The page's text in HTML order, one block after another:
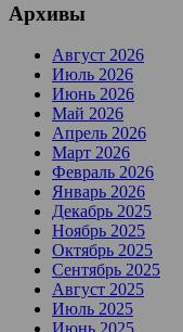
Архивы
Август 2026
Июль 2026
Июнь 2026
Май 2026
Апрель 2026
Март 2026
Февраль 2026
Январь 2026
Декабрь 2025
Ноябрь 2025
Октябрь 2025
Сентябрь 2025
Август 2025
Июль 2025